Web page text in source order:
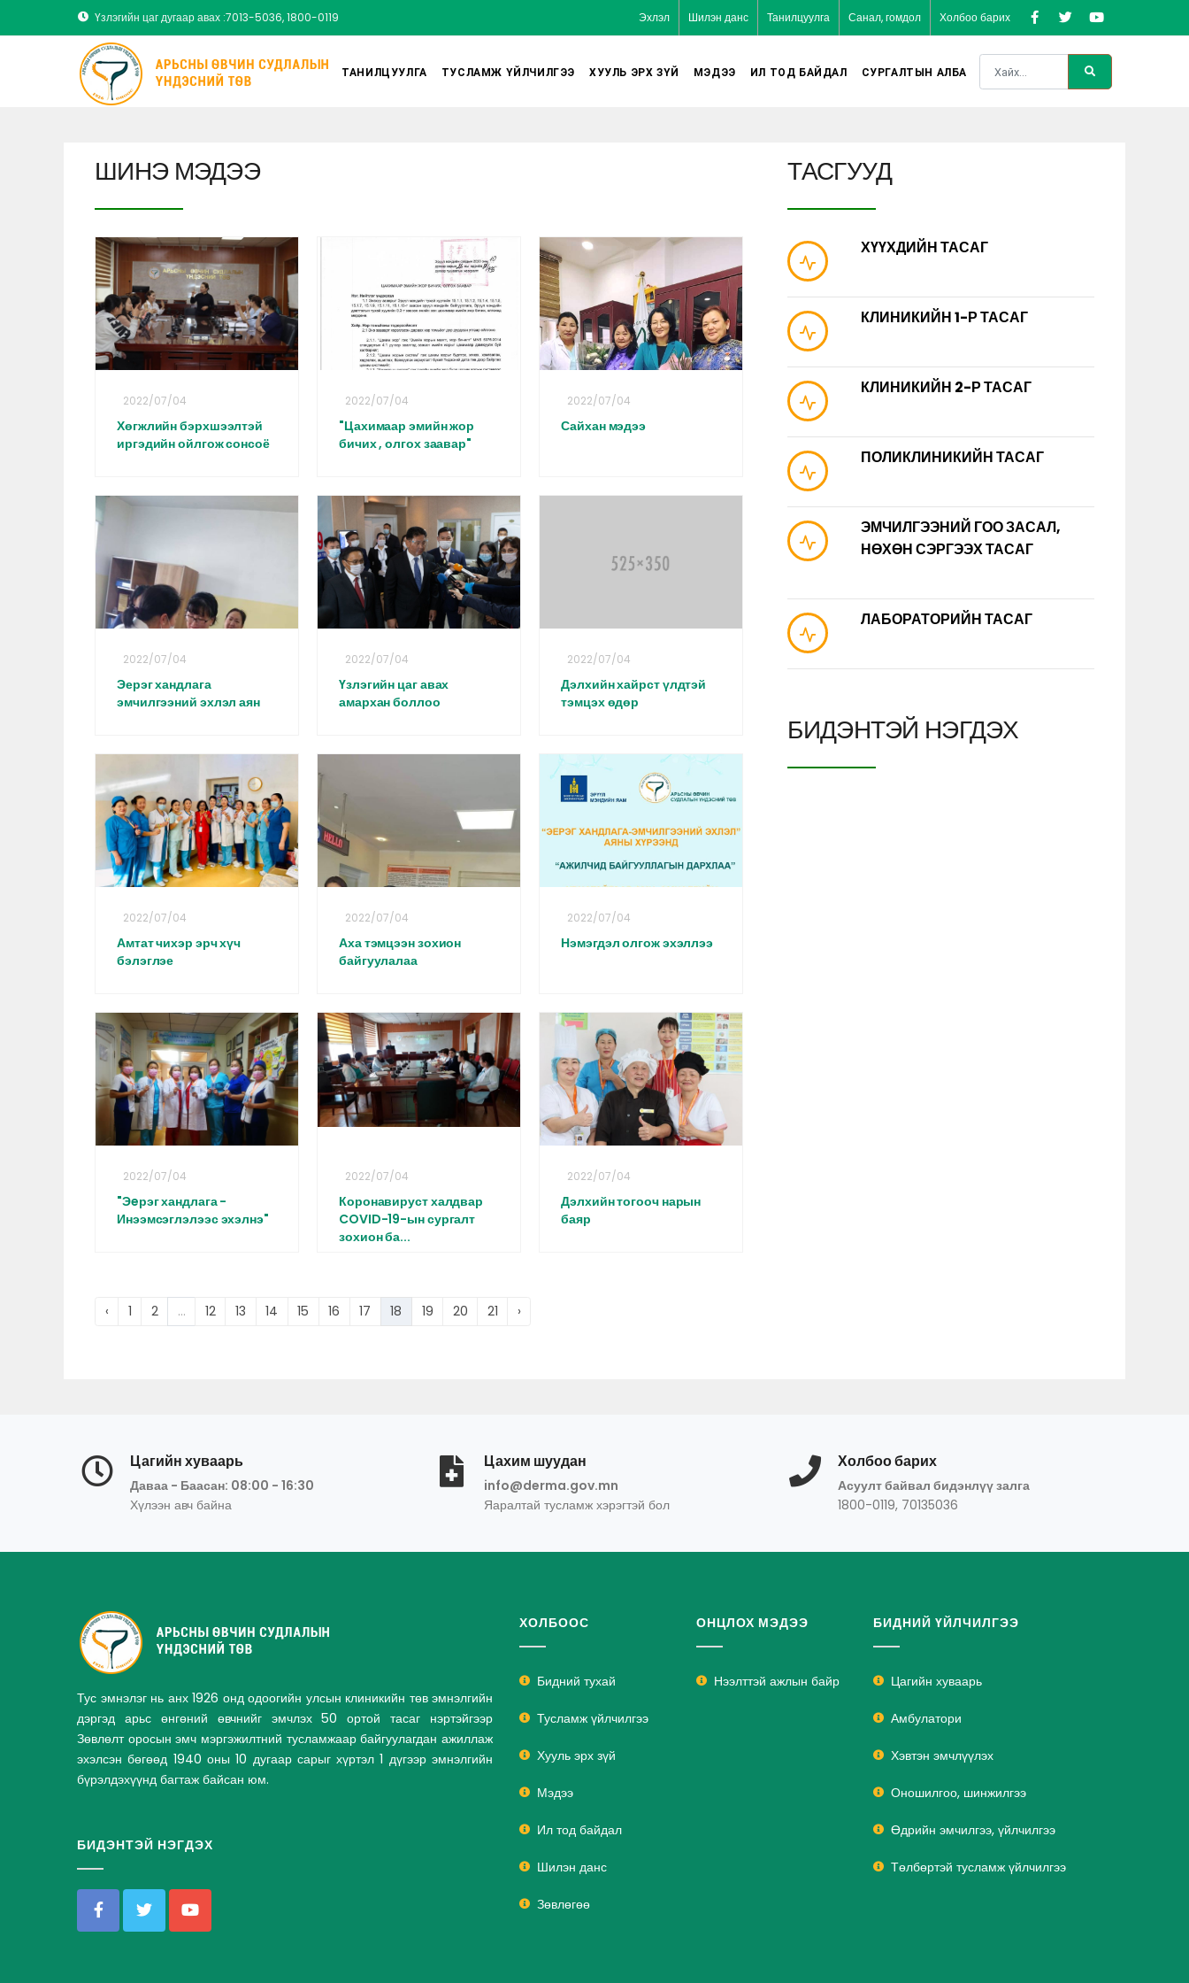
Үзлэгийн цаг дугаар авах :7013-5036, 1800-0119 Эхлэл Шилэн данс Танилцуулга Санал, гомдол Холбоо барих
ТАНИЛЦУУЛГА ТУСЛАМЖ ҮЙЛЧИЛГЭЭ ХУУЛЬ ЭРХ ЗҮЙ МЭДЭЭ ИЛ ТОД БАЙДАЛ СУРГАЛТЫН АЛБА
ШИНЭ МЭДЭЭ
2022/07/04
Хөгжлийн бэрхшээлтэй
иргэдийн ойлгож сонсоё
2022/07/04
"Цахимаар эмийн жор
бичих , олгох заавар"
2022/07/04
Сайхан мэдээ
2022/07/04
Эерэг хандлага
эмчилгээний эхлэл аян
2022/07/04
Үзлэгийн цаг авах
амархан боллоо
2022/07/04
Дэлхийн хайрст үлдтэй
тэмцэх өдөр
2022/07/04
Амтат чихэр эрч хүч
бэлэглэе
2022/07/04
Аха тэмцээн зохион
байгуулалаа
2022/07/04
Нэмэгдэл олгож эхэллээ
2022/07/04
"Эeрэг хандлага -
Инээмсэглэлээс эхэлнэ"
2022/07/04
Коронавируст халдвар
COVID-19-ын сургалт
зохион ба...
2022/07/04
Дэлхийн тогооч нарын
баяр
‹ 1 2 ... 12 13 14 15 16 17 18 19 20 21 ›
ТАСГУУД
ХҮҮХДИЙН ТАСАГ
КЛИНИКИЙН 1-Р ТАСАГ
КЛИНИКИЙН 2-Р ТАСАГ
ПОЛИКЛИНИКИЙН ТАСАГ
ЭМЧИЛГЭЭНИЙ ГОО ЗАСАЛ,
НӨХӨН СЭРГЭЭХ ТАСАГ
ЛАБОРАТОРИЙН ТАСАГ
БИДЭНТЭЙ НЭГДЭХ
Цагийн хуваарь
Даваа - Баасан: 08:00 - 16:30
Хүлээн авч байна
Цахим шуудан
info@derma.gov.mn
Яаралтай тусламж хэрэгтэй бол
Холбоо барих
Асуулт байвал бидэнлүү залга
1800-0119, 70135036
Тус эмнэлэг нь анх 1926 онд одоогийн улсын клиникийн төв эмнэлгийн
дэргэд арьс өнгөний өвчнийг эмчлэх 50 ортой тасаг нэртэйгээр
Зөвлөлт оросын эмч мэргэжилтний тусламжаар байгуулагдан ажиллаж
эхэлсэн бөгөөд 1940 оны 10 дугаар сарыг хүртэл 1 дүгээр эмнэлгийн
бүрэлдэхүүнд багтаж байсан юм.
БИДЭНТЭЙ НЭГДЭХ
ХОЛБООС
Бидний тухай
Тусламж үйлчилгээ
Хууль эрх зүй
Мэдээ
Ил тод байдал
Шилэн данс
Зөвлөгөө
ОНЦЛОХ МЭДЭЭ
Нээлттэй ажлын байр
БИДНИЙ ҮЙЛЧИЛГЭЭ
Цагийн хуваарь
Амбулатори
Хэвтэн эмчлүүлэх
Оношилгоо, шинжилгээ
Өдрийн эмчилгээ, үйлчилгээ
Төлбөртэй тусламж үйлчилгээ